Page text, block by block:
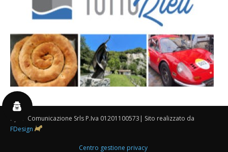
By 3P Comunicazione Srls P.Iva 01201100573| Sito realizzato da
FDesign
Centro gestione privacy